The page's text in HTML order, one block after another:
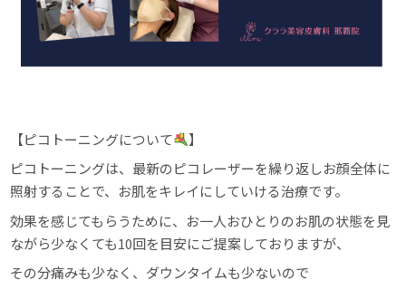
【ピコトーニングについて
】
ピコトーニングは、最新のピコレーザーを繰り返しお顔全体に
照射することで、お肌をキレイにしていける治療です。
効果を感じてもらうために、お一人おひとりのお肌の状態を見
ながら少なくても10回を目安にご提案しておりますが、
その分痛みも少なく、ダウンタイムも少ないので